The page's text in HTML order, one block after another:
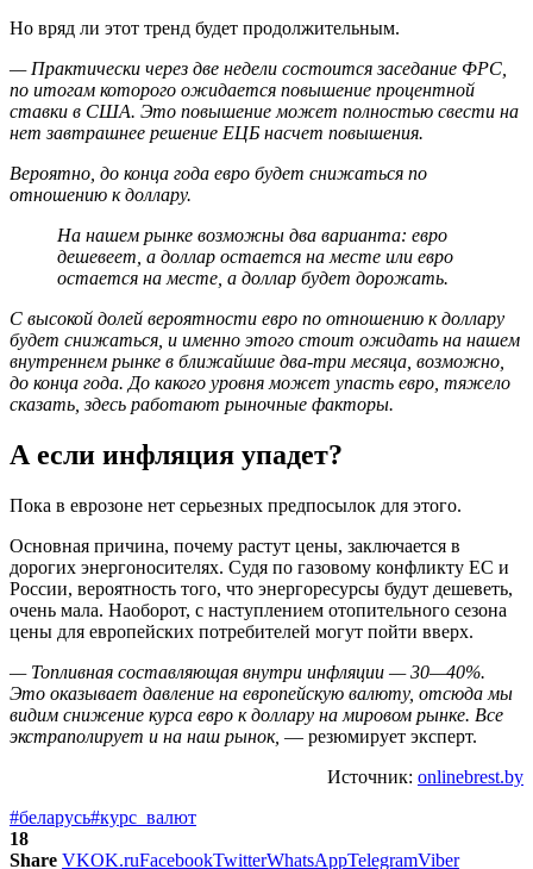
Но вряд ли этот тренд будет продолжительным.
— Практически через две недели состоится заседание ФРС,
по итогам которого ожидается повышение процентной
ставки в США. Это повышение может полностью свести на
нет завтрашнее решение ЕЦБ насчет повышения.
Вероятно, до конца года евро будет снижаться по
отношению к доллару.
На нашем рынке возможны два варианта: евро
дешевеет, а доллар остается на месте или евро
остается на месте, а доллар будет дорожать.
С высокой долей вероятности евро по отношению к доллару
будет снижаться, и именно этого стоит ожидать на нашем
внутреннем рынке в ближайшие два-три месяца, возможно,
до конца года. До какого уровня может упасть евро, тяжело
сказать, здесь работают рыночные факторы.
А если инфляция упадет?
Пока в еврозоне нет серьезных предпосылок для этого.
Основная причина, почему растут цены, заключается в
дорогих энергоносителях. Судя по газовому конфликту ЕС и
России, вероятность того, что энергоресурсы будут дешеветь,
очень мала. Наоборот, с наступлением отопительного сезона
цены для европейских потребителей могут пойти вверх.
— Топливная составляющая внутри инфляции — 30—40%.
Это оказывает давление на европейскую валюту, отсюда мы
видим снижение курса евро к доллару на мировом рынке. Все
экстраполирует и на наш рынок, — резюмирует эксперт.
Источник: onlinebrest.by
#беларусь#курс_валют
18
Share VKOK.ruFacebookTwitterWhatsAppTelegramViber